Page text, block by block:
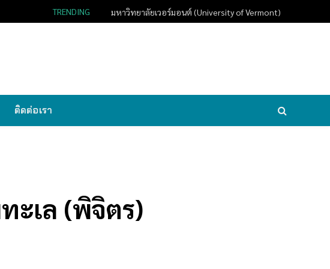
TRENDING มหาวิทยาลัยเวอร์มอนต์ (University of Vermont)
ติดต่อเรา
ะเล (พิจิตร)